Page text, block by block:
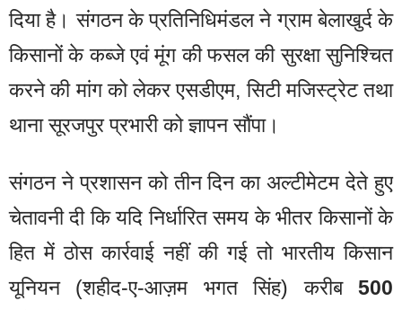
दिया है। संगठन के प्रतिनिधिमंडल ने ग्राम बेलाखुर्द के
किसानों के कब्जे एवं मूंग की फसल की सुरक्षा सुनिश्चित
करने की मांग को लेकर एसडीएम, सिटी मजिस्ट्रेट तथा
थाना सूरजपुर प्रभारी को ज्ञापन सौंपा।
संगठन ने प्रशासन को तीन दिन का अल्टीमेटम देते हुए
चेतावनी दी कि यदि निर्धारित समय के भीतर किसानों के
हित में ठोस कार्रवाई नहीं की गई तो भारतीय किसान
यूनियन (शहीद-ए-आज़म भगत सिंह) करीब 500